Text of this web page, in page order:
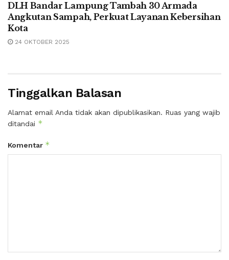
DLH Bandar Lampung Tambah 30 Armada
Angkutan Sampah, Perkuat Layanan Kebersihan
Kota
24 OKTOBER 2025
Tinggalkan Balasan
Alamat email Anda tidak akan dipublikasikan. Ruas yang wajib
ditandai *
Komentar *